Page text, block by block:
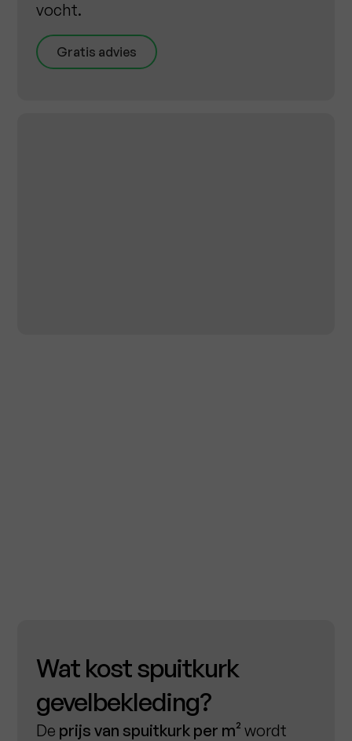
vocht.
Gratis advies
Wat kost spuitkurk
gevelbekleding?
De prijs van spuitkurk per m² wordt